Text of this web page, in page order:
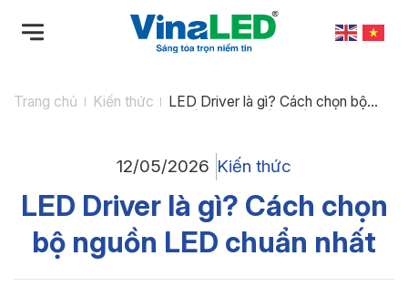
qua
dung
Trang chủ Kiến thức
LED Driver là gì? Cách chọn bộ
12/05/2026 Kiến thức
LED Driver là gì? Cách chọn
bộ nguồn LED chuẩn nhất